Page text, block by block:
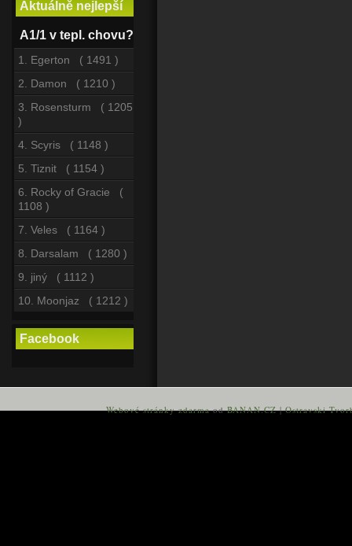
Aktuálně nejlepší
A1/1 v tepl. chovu?
1. Egerton ( 1491 )
2. Damon ( 1210 )
3. Rosensturm ( 1205
)
4. Scyris ( 1148 )
5. Tiznit ( 1154 )
6. Rocky of Gracie (
1108 )
7. Veles ( 1164 )
8. Darsalam ( 1280 )
9. jiný ( 1112 )
10. Moonjaz ( 1212 )
Facebook
Webové stránky zdarmaodBANAN.CZ|Ostravski